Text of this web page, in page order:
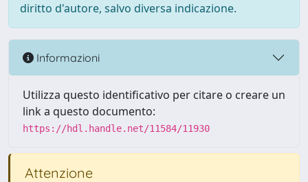
diritto d'autore, salvo diversa indicazione.
Informazioni
Utilizza questo identificativo per citare o creare un
link a questo documento:
https://hdl.handle.net/11584/11930
Attenzione